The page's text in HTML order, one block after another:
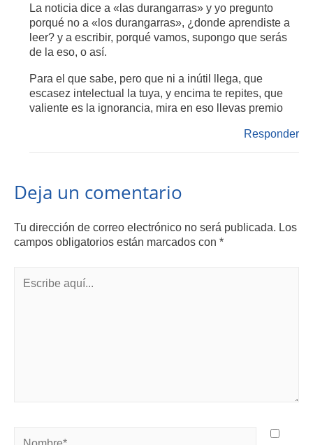
La noticia dice a «las durangarras» y yo pregunto
porqué no a «los durangarras», ¿donde aprendiste a
leer? y a escribir, porqué vamos, supongo que serás
de la eso, o así.
Para el que sabe, pero que ni a inútil llega, que
escasez intelectual la tuya, y encima te repites, que
valiente es la ignorancia, mira en eso llevas premio
Responder
Deja un comentario
Tu dirección de correo electrónico no será publicada. Los
campos obligatorios están marcados con *